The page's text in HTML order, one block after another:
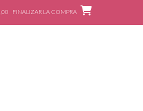
FINALIZAR LA COMPRA